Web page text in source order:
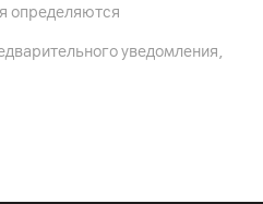
определяются
уведомления,